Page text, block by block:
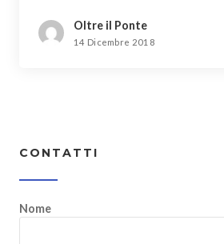
Oltre il Ponte
14 Dicembre 2018
CONTATTI
Nome